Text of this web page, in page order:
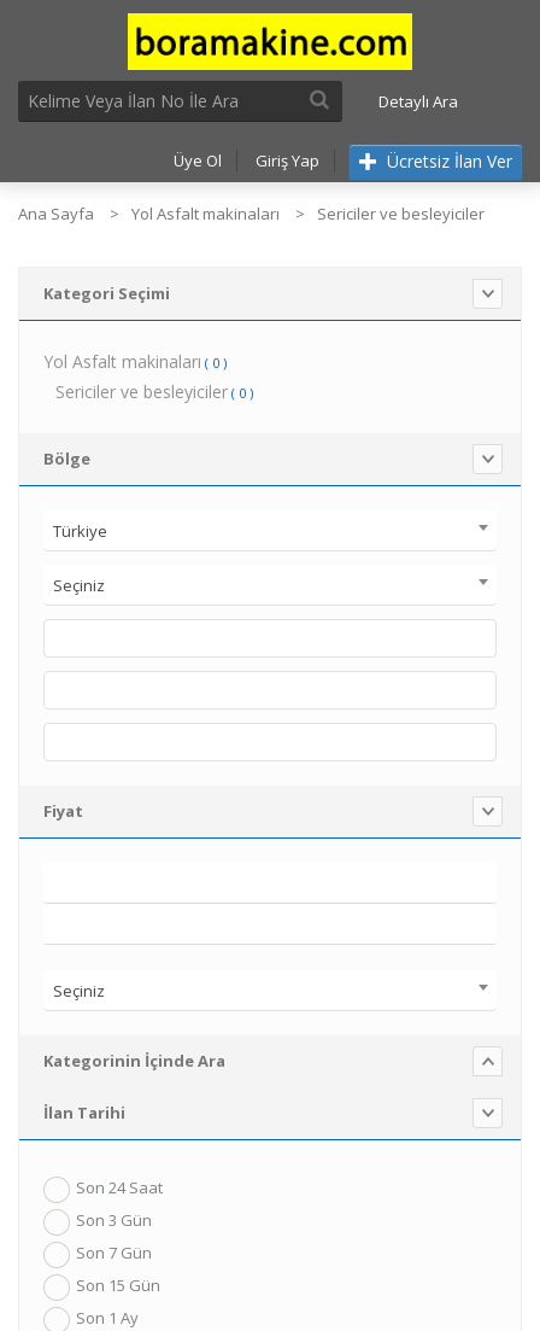
Detaylı Ara
Üye Ol Giriş Yap Ücretsiz İlan Ver
Ana Sayfa Yol Asfalt makinaları Sericiler ve besleyiciler
Kategori Seçimi
Yol Asfalt makinaları ( 0 )
Sericiler ve besleyiciler ( 0 )
Bölge
Türkiye
Seçiniz
Fiyat
Seçiniz
Kategorinin İçinde Ara
İlan Tarihi
Son 24 Saat
Son 3 Gün
Son 7 Gün
Son 15 Gün
Son 1 Ay